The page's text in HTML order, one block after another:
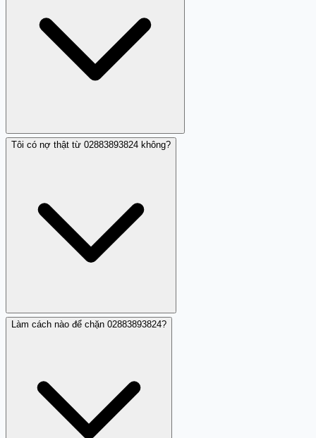
Trắng không xác định danh tính người gọi, chỉ tổng hợp
nhận xét cộng đồng về rủi ro liên quan đến số này.
Người gọi từ 02883893824 tuyên bố rằng số điện thoại
dùng không có.
Tôi có nợ thật từ 02883893824 không?
đơn vị tín dụng qua tổng đài chính thức in trên thẻ để
xác minh, thay vì trả lời cuộc gọi từ số này.
Làm cách nào để chặn 02883893824?